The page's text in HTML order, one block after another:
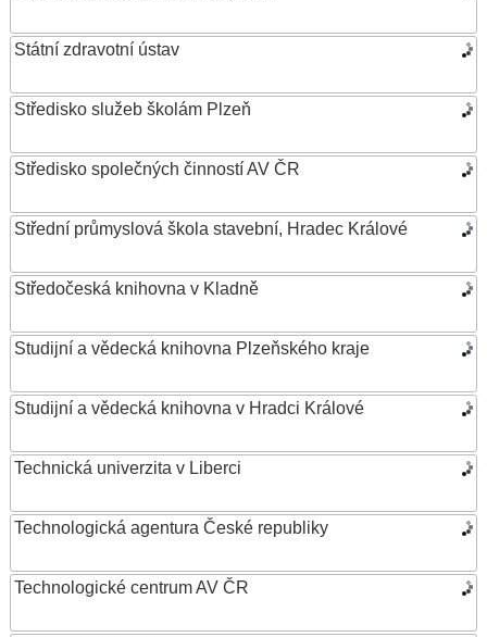
Státní zdravotní ústav
Středisko služeb školám Plzeň
Středisko společných činností AV ČR
Střední průmyslová škola stavební, Hradec Králové
Středočeská knihovna v Kladně
Studijní a vědecká knihovna Plzeňského kraje
Studijní a vědecká knihovna v Hradci Králové
Technická univerzita v Liberci
Technologická agentura České republiky
Technologické centrum AV ČR